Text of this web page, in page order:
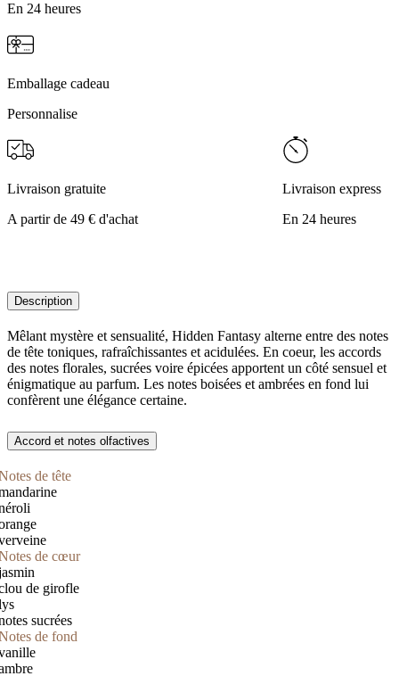
En 24 heures
Emballage cadeau
Personnalise
Livraison gratuite
A partir de 49 € d'achat
Livraison express
En 24 heures
Description
Mêlant mystère et sensualité, Hidden Fantasy alterne entre des notes
de tête toniques, rafraîchissantes et acidulées. En coeur, les accords
des notes florales, sucrées voire épicées apportent un côté sensuel et
énigmatique au parfum. Les notes boisées et ambrées en fond lui
confèrent une élégance certaine.
Accord et notes olfactives
de tête
de cœur
de girofle
sucrées
de fond